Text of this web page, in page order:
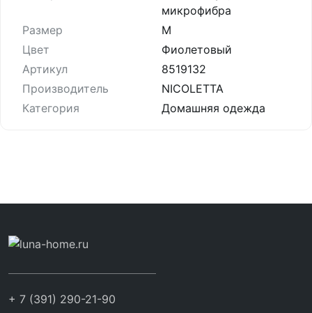
микрофибра
Размер
M
Цвет
Фиолетовый
Артикул
8519132
Производитель
NICOLETTA
Категория
Домашняя одежда
+ 7 (391) 290-21-90